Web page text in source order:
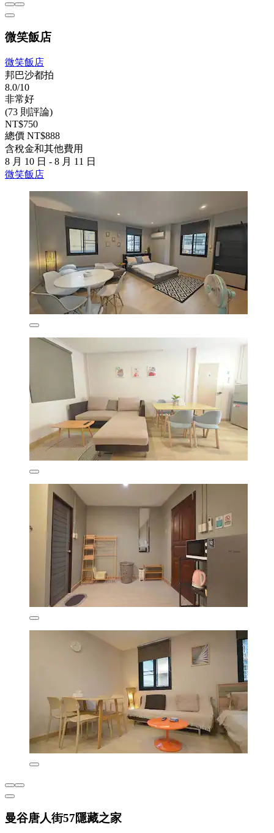
微笑飯店
微笑飯店
邦巴沙都拍
8.0/10
非常好
(73 則評論)
NT$750
總價 NT$888
含稅金和其他費用
8 月 10 日 - 8 月 11 日
微笑飯店
曼谷唐人街57隱藏之家